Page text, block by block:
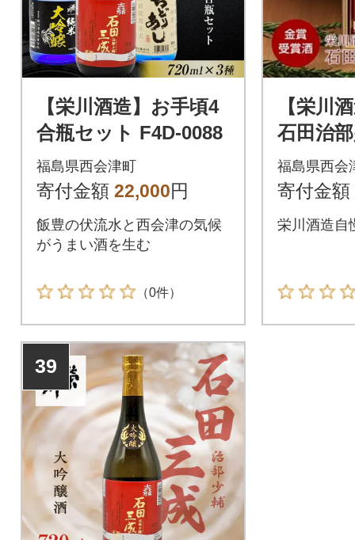
【栄川酒造】お手頃4
合瓶セット F4D-0088
福島県西会津町
寄付金額 22,000円
飯豊の伏流水と西会津の気候
がうまい酒を生む
（0件）
【栄川
石田治
リット
福島県西会
寄付金額
栄川酒造自
39